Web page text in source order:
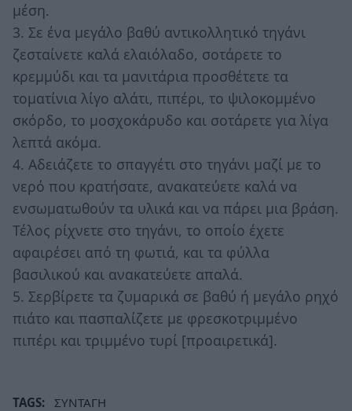
μέση.
3. Σε ένα μεγάλο βαθύ αντικολλητικό τηγάνι
ζεσταίνετε καλά ελαιόλαδο, σοτάρετε το
κρεμμύδι και τα μανιτάρια προσθέτετε τα
τοματίνια λίγο αλάτι, πιπέρι, το ψιλοκομμένο
σκόρδο, το μοσχοκάρυδο και σοτάρετε για λίγα
λεπτά ακόμα.
4. Αδειάζετε το σπαγγέτι στο τηγάνι μαζί με το
νερό που κρατήσατε, ανακατεύετε καλά να
ενσωματωθούν τα υλικά και να πάρει μια βράση.
Τέλος ρίχνετε στο τηγάνι, το οποίο έχετε
αφαιρέσει από τη φωτιά, και τα φύλλα
βασιλικού και ανακατεύετε απαλά.
5. Σερβίρετε τα ζυμαρικά σε βαθύ ή μεγάλο ρηχό
πιάτο και πασπαλίζετε με φρεσκοτριμμένο
πιπέρι και τριμμένο τυρί [προαιρετικά].
TAGS: ΣΥΝΤΑΓΗ